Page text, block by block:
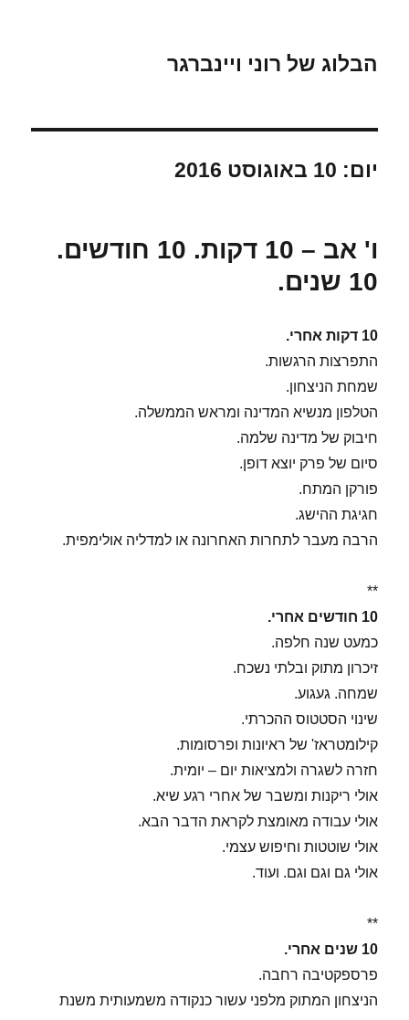
הבלוג של רוני ויינברגר
יום: 10 באוגוסט 2016
ו' אב – 10 דקות. 10 חודשים.
10 שנים.
10 דקות אחרי.
התפרצות הרגשות.
שמחת הניצחון.
הטלפון מנשיא המדינה ומראש הממשלה.
חיבוק של מדינה שלמה.
סיום של פרק יוצא דופן.
פורקן המתח.
חגיגת ההישג.
הרבה מעבר לתחרות האחרונה או למדליה אולימפית.
**
10 חודשים אחרי.
כמעט שנה חלפה.
זיכרון מתוק ובלתי נשכח.
שמחה. געגוע.
שינוי הסטטוס ההכרתי.
קילומטראז' של ראיונות ופרסומות.
חזרה לשגרה ולמציאות יום – יומית.
אולי ריקנות ומשבר של אחרי רגע שיא.
אולי עבודה מאומצת לקראת הדבר הבא.
אולי שוטטות וחיפוש עצמי.
אולי גם וגם וגם. ועוד.
**
10 שנים אחרי.
פרספקטיבה רחבה.
הניצחון המתוק מלפני עשור כנקודה משמעותית משנת